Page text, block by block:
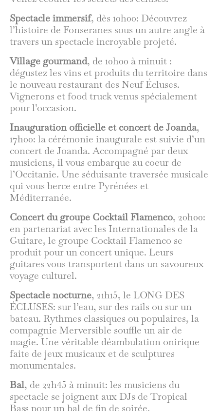
Spectacle immersif, dès 10h00: Découvrez
l’histoire de Fonseranes sous un autre angle à
travers un spectacle incroyable projeté.
Village gourmand, de 10h00 à minuit :
dégustez les vins et produits du territoire dans
le nouveau restaurant des Neuf Écluses.
Vignerons et food truck venus spécialement
pour l’occasion.
Inauguration officielle et concert de Joanda,
17h00: la cérémonie inaugurale est suivie d’un
concert de Joanda. Accompagné par deux
musiciens, il vous embarque au coeur de
l’Occitanie. Une séduisante traversée musicale
qui vous berce entre Pyrénées et
Méditerranée.
Concert du groupe Cocktail Flamenco, 20h00:
en partenariat avec les Internationales de la
Guitare, le groupe Cocktail Flamenco se
produit pour un concert unique. Leurs
guitares vous transportent dans un savoureux
voyage culturel.
Spectacle nocturne, 21h15, le LONG DES
ÉCLUSES: sur l’eau, sur des rails ou sur un
bateau. Rythmes classiques ou populaires, la
compagnie Merversible souffle un air de
magie. Une véritable déambulation onirique
faite de jeux musicaux et de sculptures
monumentales.
Bal, de 22h45 à minuit: les musiciens du
spectacle se joignent aux DJs de Tropical
Bass pour un bal de fin de soirée.